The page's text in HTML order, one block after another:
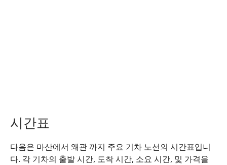
시간표
다음은 마산에서 왜관 까지 주요 기차 노선의 시간표입니
다. 각 기차의 출발 시간, 도착 시간, 소요 시간, 및 가격을